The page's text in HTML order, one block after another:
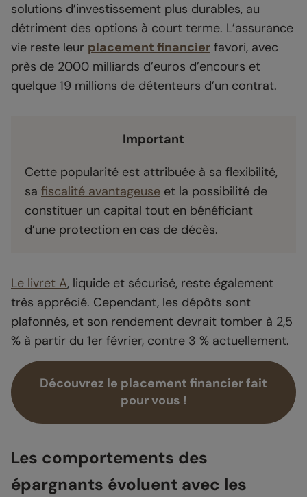
solutions d’investissement plus durables, au
détriment des options à court terme. L’assurance
vie reste leur placement financier favori, avec
près de 2000 milliards d’euros d’encours et
quelque 19 millions de détenteurs d’un contrat.
Important
Cette popularité est attribuée à sa flexibilité,
sa fiscalité avantageuse et la possibilité de
constituer un capital tout en bénéficiant
d’une protection en cas de décès.
Le livret A, liquide et sécurisé, reste également
très apprécié. Cependant, les dépôts sont
plafonnés, et son rendement devrait tomber à 2,5
% à partir du 1er février, contre 3 % actuellement.
Découvrez le placement financier fait
pour vous !
Les comportements des
épargnants évoluent avec les